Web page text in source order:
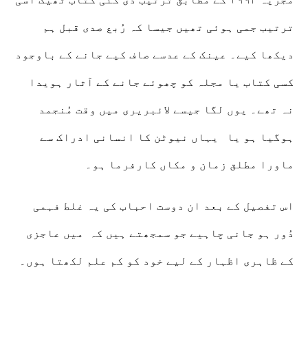
ترتیب جمی ہوئی تھیں جیسا کہ رُبع صدی قبل ہم
دیکھا کیے۔ عینک کے عدسے صاف کیے جانے کے باوجود
کسی کتاب یا مجلہ کو چھوئے جانے کے آثار ہویدا
نہ تھے۔ یوں لگا جیسے لائبریری میں وقت مُنجمد
ہوگیا ہو یا یہاں نیوٹن کا انسانی ادراک سے
ماورا مطلق زمان و مکاں کارفرما ہو۔
اس تفصیل کے بعد ان دوست احباب کی یہ غلط فہمی
دُور ہو جانی چاہیے جو سمجھتے ہیں کہ میں عاجزی
کے ظاہری اظہار کے لیے خود کو کم علم لکھتا ہوں۔